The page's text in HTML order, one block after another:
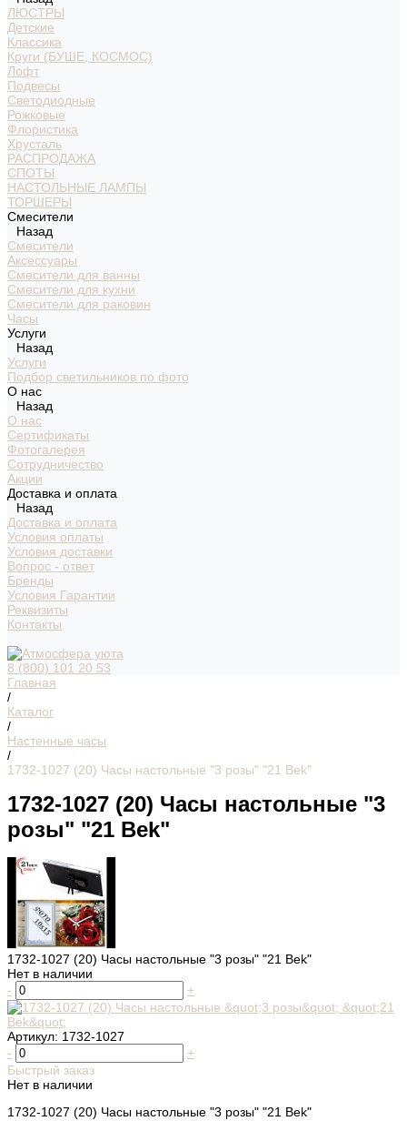
ЛЮСТРЫ
Детские
Классика
Круги (БУШЕ, КОСМОС)
Лофт
Подвесы
Светодиодные
Рожковые
Флористика
Хрусталь
РАСПРОДАЖА
СПОТЫ
НАСТОЛЬНЫЕ ЛАМПЫ
ТОРШЕРЫ
Смесители
Назад
Смесители
Аксессуары
Смесители для ванны
Смесители для кухни
Смесители для раковин
Часы
Услуги
Назад
Услуги
Подбор светильников по фото
О нас
Назад
О нас
Сертификаты
Фотогалерея
Сотрудничество
Акции
Доставка и оплата
Назад
Доставка и оплата
Условия оплаты
Условия доставки
Вопрос - ответ
Бренды
Условия Гарантии
Реквизиты
Контакты
8 (800) 101 20 53
Главная
/
Каталог
/
Настенные часы
/
1732-1027 (20) Часы настольные "3 розы" "21 Bek"
1732-1027 (20) Часы настольные "3
розы" "21 Bek"
1732-1027 (20) Часы настольные "3 розы" "21 Bek"
Нет в наличии
-
+
Артикул: 1732-1027
-
+
Быстрый заказ
Нет в наличии
1732-1027 (20) Часы настольные "3 розы" "21 Bek"